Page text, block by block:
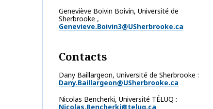
Geneviève Boivin Boivin, Université de
Sherbrooke ,
Genevieve.Boivin3@USherbrooke.ca
Contacts
Dany Baillargeon, Université de Sherbrooke
Dany.Baillargeon@USherbrooke.ca
Nicolas Bencherki, Université TÉLUQ
Nicolas.Bencherki@teluq.ca